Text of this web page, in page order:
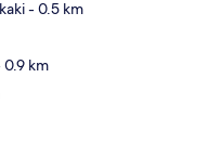
- 0.5 km
0.9 km